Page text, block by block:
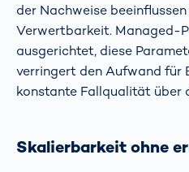
der Nachweise
Verwertbarkeit. Managed-
ausgerichtet, diese
verringert den Aufwand für
konstante Fallqualität über
Skalierbarkeit ohne